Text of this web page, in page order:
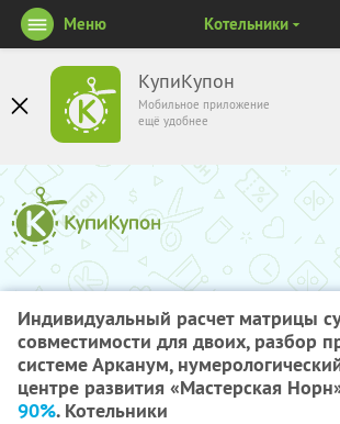
КупиКупон
Мобильное приложение
ещё удобнее
Меню Котельники
Индивидуальный расчет матрицы
совместимости для двоих, разбор
системе Арканум,
центре развития «Мастерская
90%. Котельники